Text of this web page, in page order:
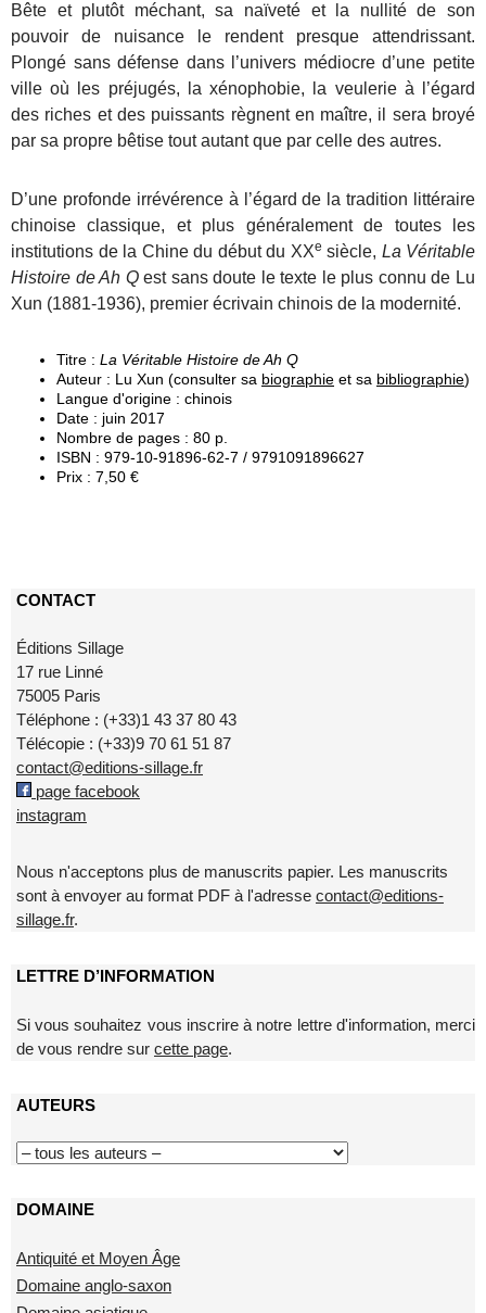
Bête et plutôt méchant, sa naïveté et la nullité de son
pouvoir de nuisance le rendent presque attendrissant.
Plongé sans défense dans l’univers médiocre d’une petite
ville où les préjugés, la xénophobie, la veulerie à l’égard
des riches et des puissants règnent en maître, il sera broyé
par sa propre bêtise tout autant que par celle des autres.
D’une profonde irrévérence à l’égard de la tradition littéraire
chinoise classique, et plus généralement de toutes les
institutions de la Chine du début du XXe siècle, La Véritable
Histoire de Ah Qest sans doute le texte le plus connu de Lu
Xun (1881-1936), premier écrivain chinois de la modernité.
Titre : La Véritable Histoire de Ah Q
Auteur : Lu Xun (consulter sa biographie et sa bibliographie)
Langue d'origine : chinois
Date : juin 2017
Nombre de pages : 80 p.
ISBN : 979-10-91896-62-7 / 9791091896627
Prix : 7,50 €
CONTACT
Éditions Sillage
17 rue Linné
75005 Paris
Téléphone : (+33)1 43 37 80 43
Télécopie : (+33)9 70 61 51 87
contact@editions-sillage.fr
page facebook
instagram
Nous n'acceptons plus de manuscrits papier. Les manuscrits
sont à envoyer au format PDF à l'adresse contact@editions-
sillage.fr.
LETTRE D’INFORMATION
Si vous souhaitez vous inscrire à notre lettre d'information, merci
de vous rendre sur cette page.
AUTEURS
DOMAINE
Antiquité et Moyen Âge
Domaine anglo-saxon